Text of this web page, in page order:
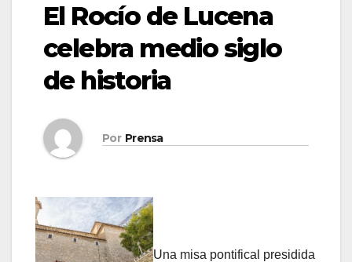
El Rocío de Lucena
celebra medio siglo
de historia
Por Prensa
Una misa pontifical presidida